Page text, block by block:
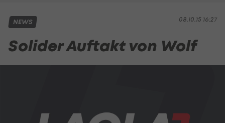
08.10.15 16:27
NEWS
Solider Auftakt von Wolf